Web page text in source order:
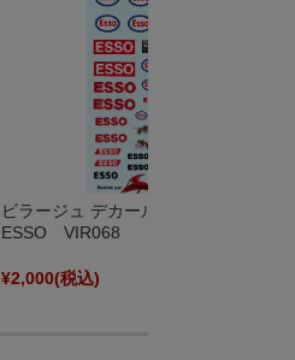
ビラージュ デカール 1/24 用 エッソ
ESSO VIR068
¥2,000(税込)